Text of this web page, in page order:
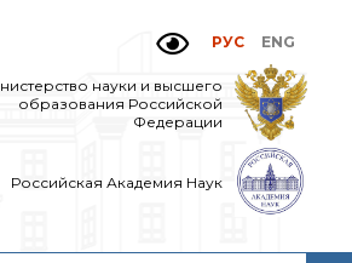
РУС ENG
науки и высшего
образования Российской
Федерации
Российская Академия Наук